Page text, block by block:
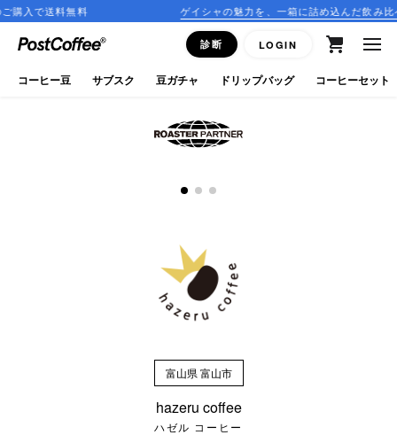
入で送料無料 ゲイシャの魅力を、一箱に詰め込んだ飲み比べ
診断 LOGIN
close
ログイン
富山県 富山市
hazeru coffee
ハゼル コーヒー
コーヒー豆 サブスク 豆ガチャ ドリップバッグ コーヒーセット